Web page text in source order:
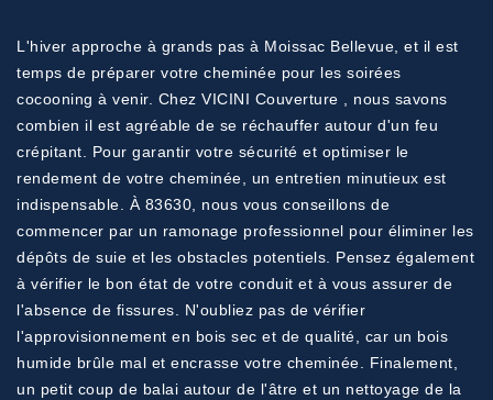
L'hiver approche à grands pas à Moissac Bellevue, et il est
temps de préparer votre cheminée pour les soirées
cocooning à venir. Chez VICINI Couverture , nous savons
combien il est agréable de se réchauffer autour d'un feu
crépitant. Pour garantir votre sécurité et optimiser le
rendement de votre cheminée, un entretien minutieux est
indispensable. À 83630, nous vous conseillons de
commencer par un ramonage professionnel pour éliminer les
dépôts de suie et les obstacles potentiels. Pensez également
à vérifier le bon état de votre conduit et à vous assurer de
l'absence de fissures. N'oubliez pas de vérifier
l'approvisionnement en bois sec et de qualité, car un bois
humide brûle mal et encrasse votre cheminée. Finalement,
un petit coup de balai autour de l'âtre et un nettoyage de la